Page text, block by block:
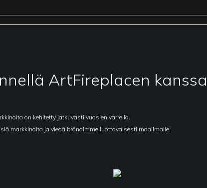
ArtFireplacen kanssa
on kehitetty jatkuvasti vuosien varrella.
markkinoita ja viedä brändimme luottavaisesti maailmalle.